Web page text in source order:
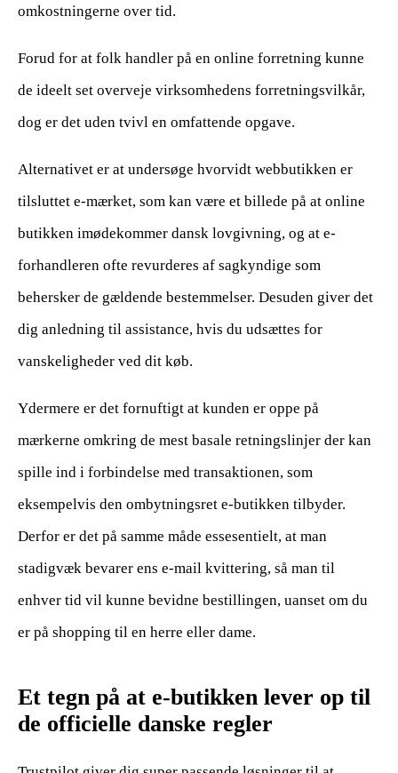
omkostningerne over tid.
Forud for at folk handler på en online forretning kunne
de ideelt set overveje virksomhedens forretningsvilkår,
dog er det uden tvivl en omfattende opgave.
Alternativet er at undersøge hvorvidt webbutikken er
tilsluttet e-mærket, som kan være et billede på at online
butikken imødekommer dansk lovgivning, og at e-
forhandleren ofte revurderes af sagkyndige som
behersker de gældende bestemmelser. Desuden giver det
dig anledning til assistance, hvis du udsættes for
vanskeligheder ved dit køb.
Ydermere er det fornuftigt at kunden er oppe på
mærkerne omkring de mest basale retningslinjer der kan
spille ind i forbindelse med transaktionen, som
eksempelvis den ombytningsret e-butikken tilbyder.
Derfor er det på samme måde essesentielt, at man
stadigvæk bevarer ens e-mail kvittering, så man til
enhver tid vil kunne bevidne bestillingen, uanset om du
er på shopping til en herre eller dame.
Et tegn på at e-butikken lever op til
de officielle danske regler